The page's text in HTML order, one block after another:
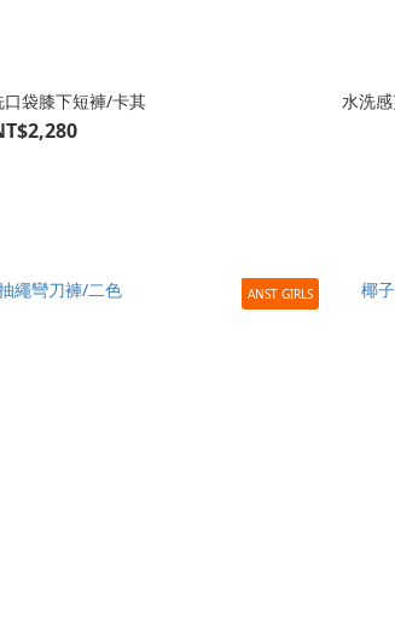
袋膝下短褲/卡其 水洗
ANST GIRLS